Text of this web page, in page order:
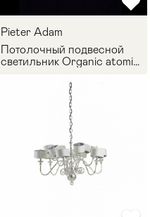
Pieter Adam
Потолочный подвесной
светильник Organic atomic